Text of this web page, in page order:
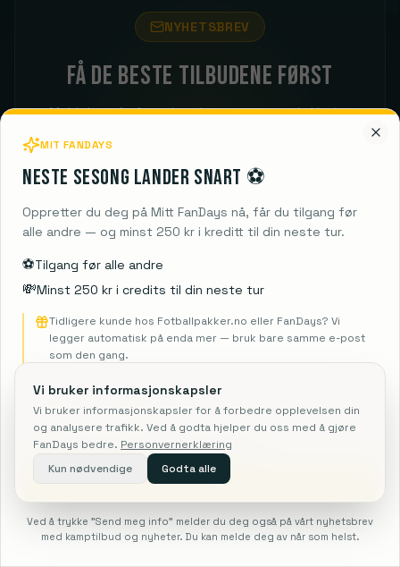
17 REJSER
Se rejser fra 6 262 NOK FÅ PRIS
NYHETSBREV
Få de beste tilbudene først
Meld deg på vårt nyhetsbrev og motta eksklusive
Først med nye pakker
Klubbtilpassede tilbud
Aldri spam
Meld på
Skriv til oss – vi svarer raskest mulig
Ring oss:+45 71 74 18 92
MIT FANDAYS
Neste sesong lander snart ⚽️
Oppretter du deg på Mitt FanDays nå, får du tilgang før
alle andre — og minst 250 kr i kreditt til din neste tur.
⚽️Tilgang før alle andre
💸Minst 250 kr i credits til din neste tur
Tidligere kunde hos Fotballpakker.no eller FanDays? Vi
legger automatisk på enda mer — bruk bare samme e-post
som den gang.
Send meg info
Ved å trykke "Send meg info" melder du deg også på vårt nyhetsbrev
med kamptilbud og nyheter. Du kan melde deg av når som helst.
Vi bruker informasjonskapsler
Vi bruker informasjonskapsler for å forbedre opplevelsen din
og analysere trafikk. Ved å godta hjelper du oss med å gjøre
FanDays bedre. Personvernerklæring
Kun nødvendige
Godta alle